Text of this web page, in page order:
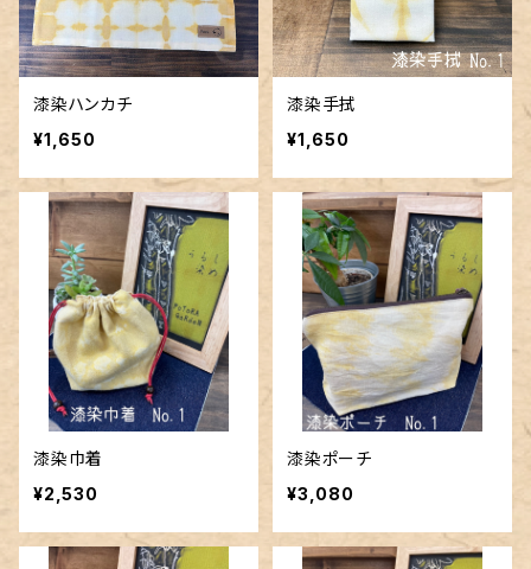
漆染ハンカチ
¥1,650
漆染手拭
¥1,650
漆染巾着
¥2,530
漆染ポーチ
¥3,080